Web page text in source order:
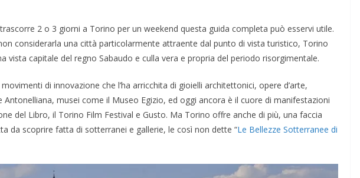
2 o 3 giorni a Torino per un weekend questa guida completa può esservi utile.
considerarla una città particolarmente attraente dal punto di vista turistico, Torino
vista capitale del regno Sabaudo e culla vera e propria del periodo risorgimentale.
di innovazione che l’ha arricchita di gioielli architettonici, opere d’arte,
musei come il Museo Egizio, ed oggi ancora è il cuore di manifestazioni
del Libro, il Torino Film Festival e Gusto. Ma Torino offre anche di più, una faccia
da scoprire fatta di sotterranei e gallerie, le così non dette “Le Bellezze Sotterranee di